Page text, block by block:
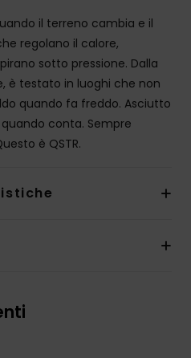
il terreno cambia e il
regolano il calore,
sotto pressione. Dalla
è testato in luoghi che non
quando fa freddo. Asciutto
conta. Sempre
è QSTR.